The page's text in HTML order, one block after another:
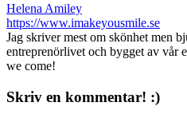
Helena Amiley
https://www.imakeyousmile.se
Jag skriver mest om skönhet men
entreprenörlivet och bygget av vår
we come!
Skriv en kommentar! :)